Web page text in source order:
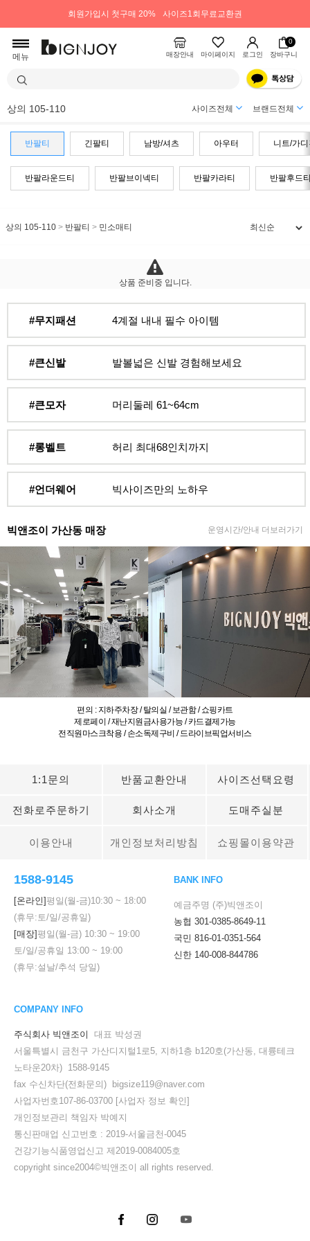
회원가입시 첫구매 20% 사이즈1회무료교환권
메뉴 매장안내 마이페이지 로그인
0
장바구니
상의 105-110 사이즈전체 브랜드전체
반팔티 긴팔티 남방/셔츠 아우터 니트/가
반팔라운드티 반팔브이넥티 반팔카라티 반팔후드
상의 105-110 > 반팔티 > 민소매티
상품 준비중 입니다.
#무지패션 4계절 내내 필수 아이템
#큰신발 발볼넓은 신발 경험해보세요
#큰모자 머리둘레 61~64cm
#롱벨트 허리 최대68인치까지
#언더웨어 빅사이즈만의 노하우
빅앤조이 가산동 매장 운영시간/안내 더보러가기
편의 : 지하주차장 / 탈의실 / 보관함 / 쇼핑카트
제로페이 / 재난지원금사용가능 / 카드결제가능
전직원마스크착용 / 손소독제구비 / 드라이브픽업서비스
1:1문의 반품교환안내 사이즈선택요령
전화로주문하기 회사소개 도매주실분
이용안내 개인정보처리방침 쇼핑몰이용약관
1588-9145
[온라인]평일(월-금)10:30 ~ 18:00
(휴무:토/일/공휴일)
[매장]평일(월-금) 10:30 ~ 19:00
토/일/공휴일 13:00 ~ 19:00
(휴무:설날/추석 당일)
BANK INFO
예금주명 (주)빅앤조이
농협 301-0385-8649-11
국민 816-01-0351-564
신한 140-008-844786
COMPANY INFO
주식회사 빅앤조이
대표 박성권
서울특별시 금천구 가산디지털1로5, 지하1층 b120호(가산동, 대륭테크
노타운20차) 1588-9145
fax 수신차단(전화문의) bigsize119@naver.com
사업자번호107-86-03700 [사업자 정보 확인]
개인정보관리 책임자 박예지
통신판매업 신고번호 : 2019-서울금천-0045
건강기능식품영업신고 제2019-0084005호
copyright since2004©빅앤조이 all rights reserved.